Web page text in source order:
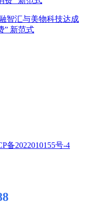
智汇与美物科技达成
” 新范式
备2022010155号-4